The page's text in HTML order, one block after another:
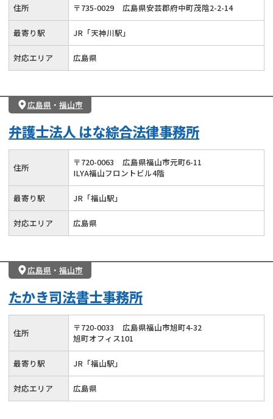
住所 〒735-0029 広島県安芸郡府中町茂陰2-2-14
最寄り駅 JR「天神川駅」
対応エリア 広島県
広島県 ・ 福山市
弁護士法人 はな綜合法律事務所
住所 〒720-0063
広島県福山市元町6-11
ILYA福山フロントビル4階
最寄り駅 JR「福山駅」
対応エリア 広島県
広島県 ・ 福山市
たかき司法書士事務所
住所 〒720-0033
広島県福山市旭町4-32
旭町オフィス101
最寄り駅 JR「福山駅」
対応エリア 広島県